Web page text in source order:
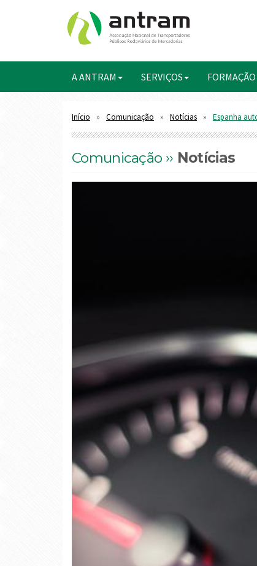
A ANTRAM SERVIÇOS FORMAÇÃO
Início Comunicação Notícias Espanha
Comunicação ›› Notícias